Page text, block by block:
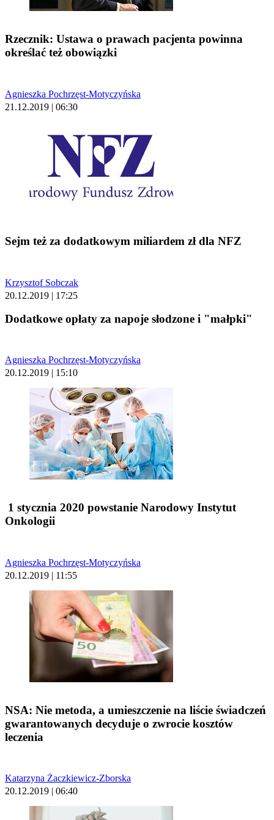
Rzecznik: Ustawa o prawach pacjenta powinna
określać też obowiązki
Agnieszka Pochrzęst-Motyczyńska
21.12.2019 | 06:30
Sejm też za dodatkowym miliardem zł dla NFZ
Krzysztof Sobczak
20.12.2019 | 17:25
Dodatkowe opłaty za napoje słodzone i "małpki"
Agnieszka Pochrzęst-Motyczyńska
20.12.2019 | 15:10
1 stycznia 2020 powstanie Narodowy Instytut
Onkologii
Agnieszka Pochrzęst-Motyczyńska
20.12.2019 | 11:55
NSA: Nie metoda, a umieszczenie na liście świadczeń
gwarantowanych decyduje o zwrocie kosztów
leczenia
Katarzyna Żaczkiewicz-Zborska
20.12.2019 | 06:40